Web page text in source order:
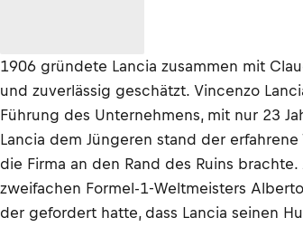
1906 gründete Lancia zusammen mit
und zuverlässig geschätzt. Vincenzo
Führung des Unternehmens, mit nur 23
Lancia dem Jüngeren stand der
die Firma an den Rand des Ruins
zweifachen Formel-1-Weltmeisters
der gefordert hatte, dass Lancia seinen